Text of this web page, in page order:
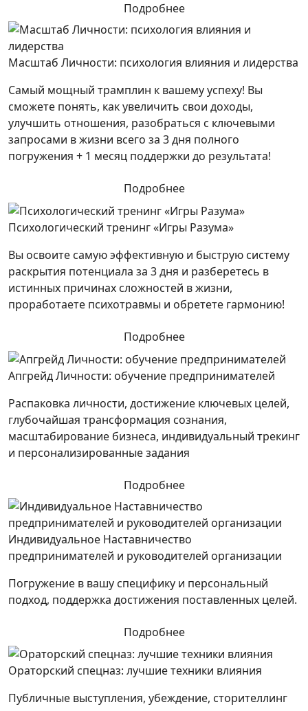
Подробнее
Масштаб Личности: психология влияния и лидерства
Самый мощный трамплин к вашему успеху! Вы
сможете понять, как увеличить свои доходы,
улучшить отношения, разобраться с ключевыми
запросами в жизни всего за 3 дня полного
погружения + 1 месяц поддержки до результата!
Подробнее
Психологический тренинг «Игры Разума»
Вы освоите самую эффективную и быструю систему
раскрытия потенциала за 3 дня и разберетесь в
истинных причинах сложностей в жизни,
проработаете психотравмы и обретете гармонию!
Подробнее
Апгрейд Личности: обучение предпринимателей
Распаковка личности, достижение ключевых целей,
глубочайшая трансформация сознания,
масштабирование бизнеса, индивидуальный трекинг
и персонализированные задания
Подробнее
Индивидуальное Наставничество
предпринимателей и руководителей организации
Погружение в вашу специфику и персональный
подход, поддержка достижения поставленных целей.
Подробнее
Ораторский спецназ: лучшие техники влияния
Публичные выступления, убеждение, сторителлинг